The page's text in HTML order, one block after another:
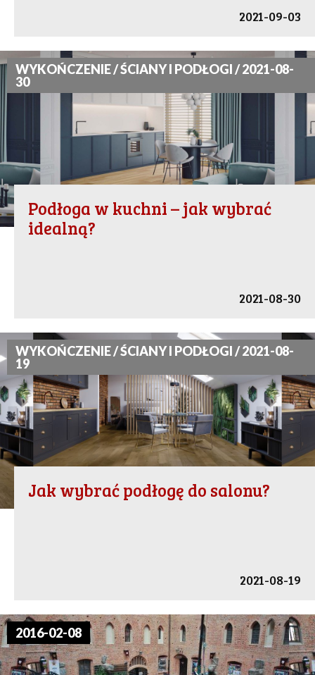
2021-09-03
WYKOŃCZENIE / ŚCIANY I PODŁOGI / 2021-08-
30
Podłoga w kuchni – jak wybrać
idealną?
2021-08-30
WYKOŃCZENIE / ŚCIANY I PODŁOGI / 2021-08-
19
Jak wybrać podłogę do salonu?
2021-08-19
2016-02-08